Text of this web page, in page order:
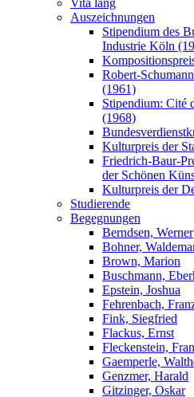
Auszeichnungen
Stipendium des
Industrie Köln
Robert-
(1961)
Stipendium: Cité
(1968)
Kulturpreis der
Friedrich-Baur-
der Schönen
Kulturpreis der
Studierende
Begegnungen
Berndsen, Werner
Bohner,
Brown, Marion
Buschmann,
Epstein, Joshua
Fehrenbach,
Fink, Siegfried
Flackus, Ernst
Fleckenstein,
Gaemperle,
Genzmer, Harald
Gitzinger, Oskar